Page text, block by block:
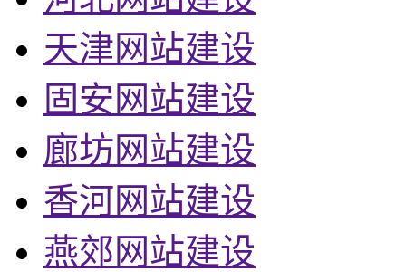
天津网站建设
固安网站建设
廊坊网站建设
香河网站建设
燕郊网站建设